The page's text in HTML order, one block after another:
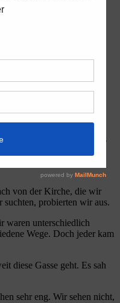
der sich lohnt?
wir in einem kleinen
dass man nicht wusste,
woanders hinführten als
von der Kirche, die wir
suchten, probierten wir aus.
waren unterschiedlich
Wege. Doch jeder kam
diese Gasse geht. Es sah
sehr eng. Wir sehen nicht,